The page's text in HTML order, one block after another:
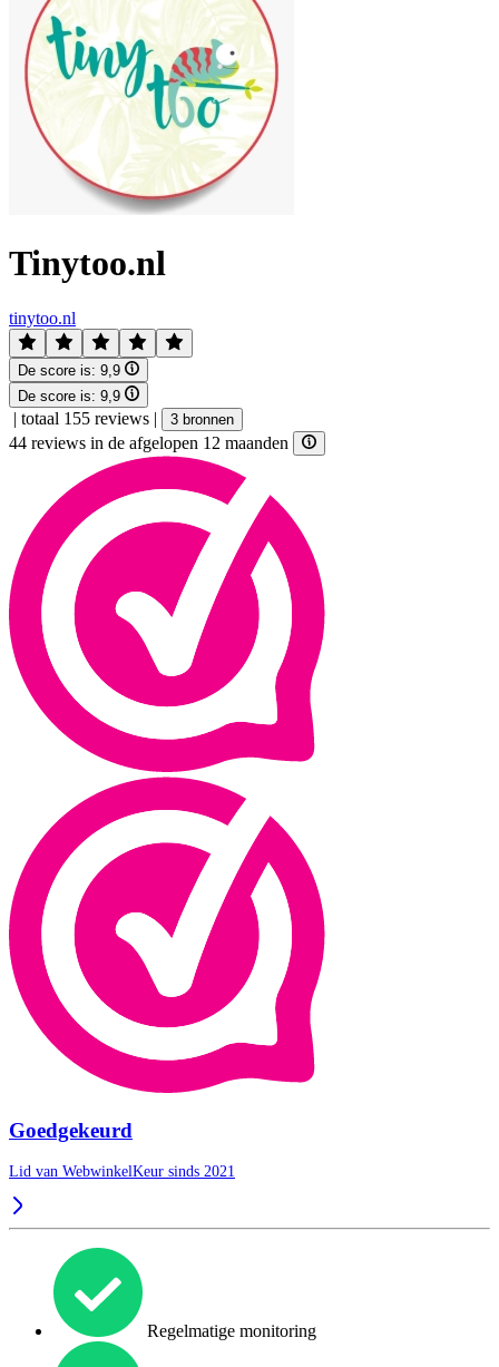
Tinytoo.nl
tinytoo.nl
De score is: 9,9
De score is: 9,9
| totaal 155 reviews | 3 bronnen
44 reviews in de afgelopen 12 maanden
Goedgekeurd
Lid van WebwinkelKeur sinds 2021
Regelmatige monitoring